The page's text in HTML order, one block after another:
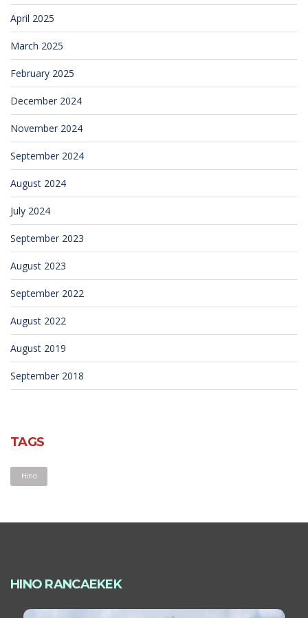
April 2025
March 2025
February 2025
December 2024
November 2024
September 2024
August 2024
July 2024
September 2023
August 2023
September 2022
August 2022
August 2019
September 2018
TAGS
Hino
HINO RANCAEKEK